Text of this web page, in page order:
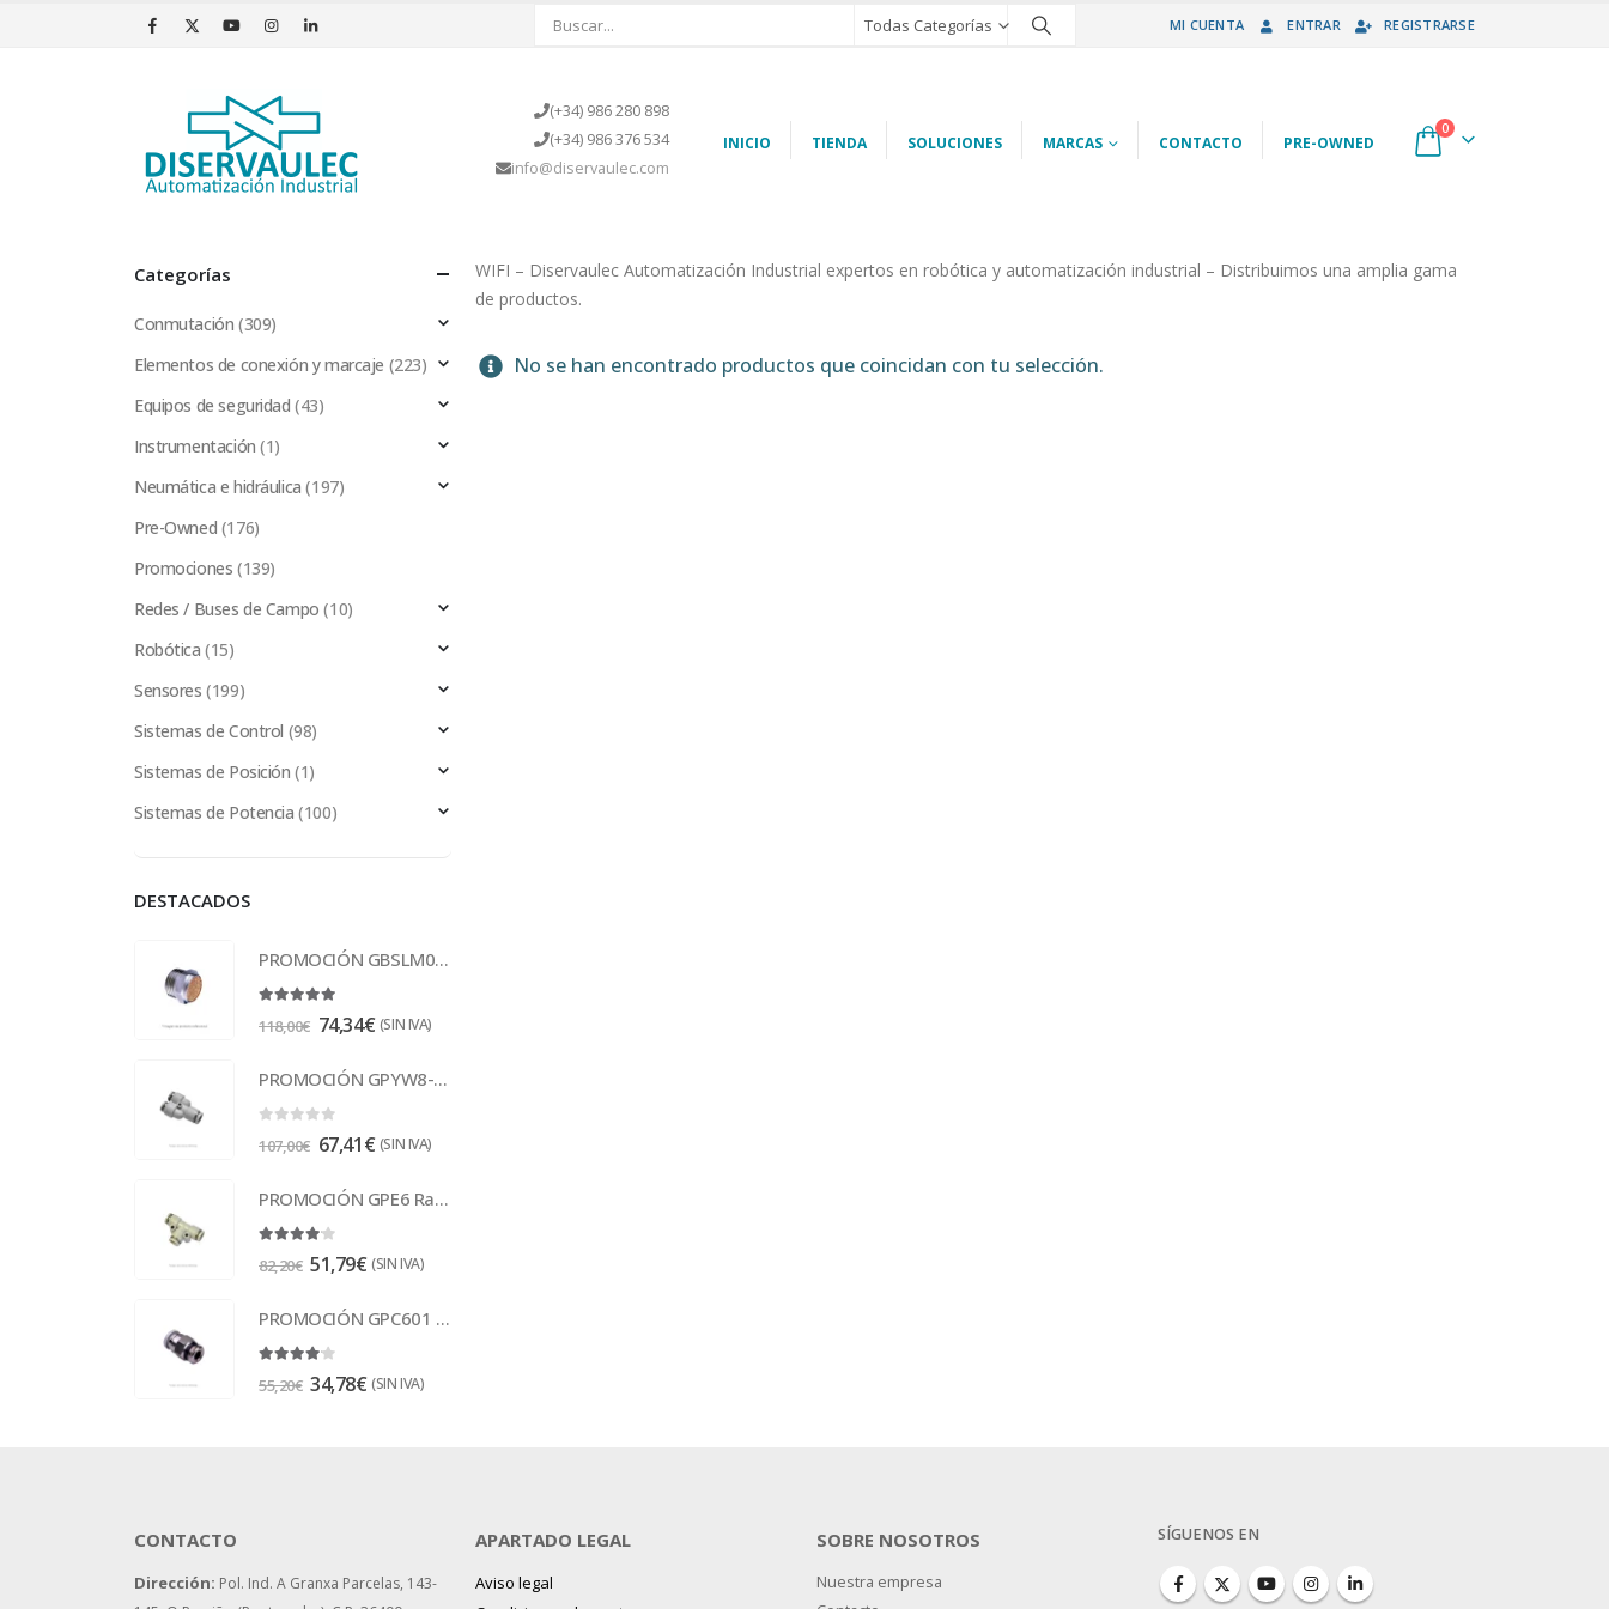
Todas Categorías MI CUENTA ENTRAR REGISTRARSE
(+34) 986 280 898
(+34) 986 376 534
info@diservaulec.com
INICIO TIENDA SOLUCIONES MARCAS CONTACTO PRE-OWNED
0
WIFI – Diservaulec Automatización Industrial expertos en robótica y automatización industrial – Distribuimos una amplia gama
de productos.
No se han encontrado productos que coincidan con tu selección.
Categorías
Conmutación (309)
Elementos de conexión y marcaje (223)
Equipos de seguridad (43)
Instrumentación (1)
Neumática e hidráulica (197)
Pre-Owned (176)
Promociones (139)
Redes / Buses de Campo (10)
Robótica (15)
Sensores (199)
Sistemas de Control (98)
Sistemas de Posición (1)
Sistemas de Potencia (100)
DESTACADOS
PROMOCIÓN GBSLM04 Escape 1/2
118,00€ 74,34€ (SIN IVA)
PROMOCIÓN GPYW8-6 Racor
107,00€ 67,41€ (SIN IVA)
PROMOCIÓN GPE6 Racor
82,20€ 51,79€ (SIN IVA)
PROMOCIÓN GPC601 Racor
55,20€ 34,78€ (SIN IVA)
CONTACTO
Dirección: Pol. Ind. A Granxa Parcelas, 143-
APARTADO LEGAL
Aviso legal
SOBRE NOSOTROS
Nuestra empresa
SÍGUENOS EN